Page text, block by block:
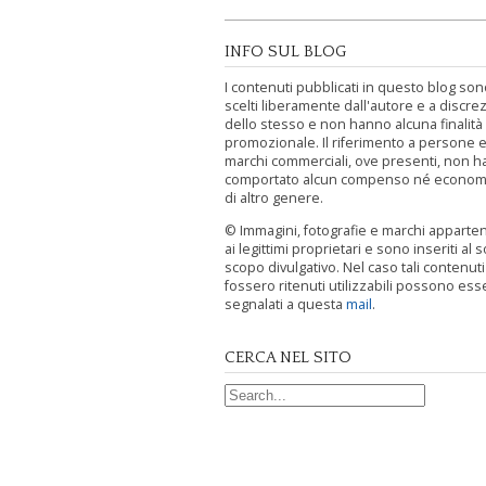
INFO SUL BLOG
I contenuti pubblicati in questo blog
scelti liberamente dall'autore e a
dello stesso e non hanno alcuna finalità
promozionale. Il riferimento a persone
marchi commerciali, ove presenti, non
comportato alcun compenso né
di altro genere.
© Immagini, fotografie e marchi
ai legittimi proprietari e sono inseriti al
scopo divulgativo. Nel caso tali
fossero ritenuti utilizzabili possono
segnalati a questa mail.
CERCA NEL SITO
Search for: